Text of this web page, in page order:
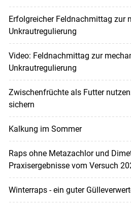
Erfolgreicher Feldnachmittag zur
Unkrautregulierung
Video: Feldnachmittag zur
Unkrautregulierung
Zwischenfrüchte als Futter
sichern
Kalkung im Sommer
Raps ohne Metazachlor und
Praxisergebnisse vom Versuch
Winterraps - ein guter